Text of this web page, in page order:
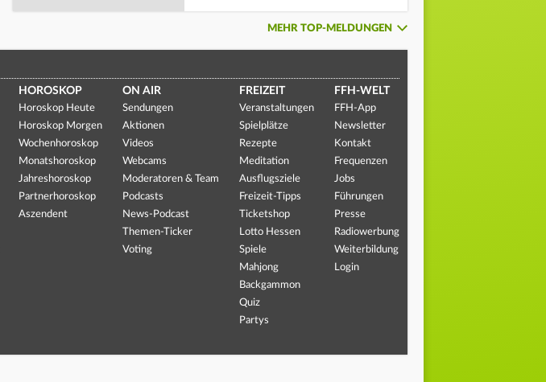
MEHR TOP-MELDUNGEN
HOROSKOP
Horoskop Heute
Horoskop Morgen
Wochenhoroskop
Monatshoroskop
Jahreshoroskop
Partnerhoroskop
Aszendent
ON AIR
Sendungen
Aktionen
Videos
Webcams
Moderatoren & Team
Podcasts
News-Podcast
Themen-Ticker
Voting
FREIZEIT
Veranstaltungen
Spielplätze
Rezepte
Meditation
Ausflugsziele
Freizeit-Tipps
Ticketshop
Lotto Hessen
Spiele
Mahjong
Backgammon
Quiz
Partys
FFH-WELT
FFH-App
Newsletter
Kontakt
Frequenzen
Jobs
Führungen
Presse
Radiowerbung
Weiterbildung
Login